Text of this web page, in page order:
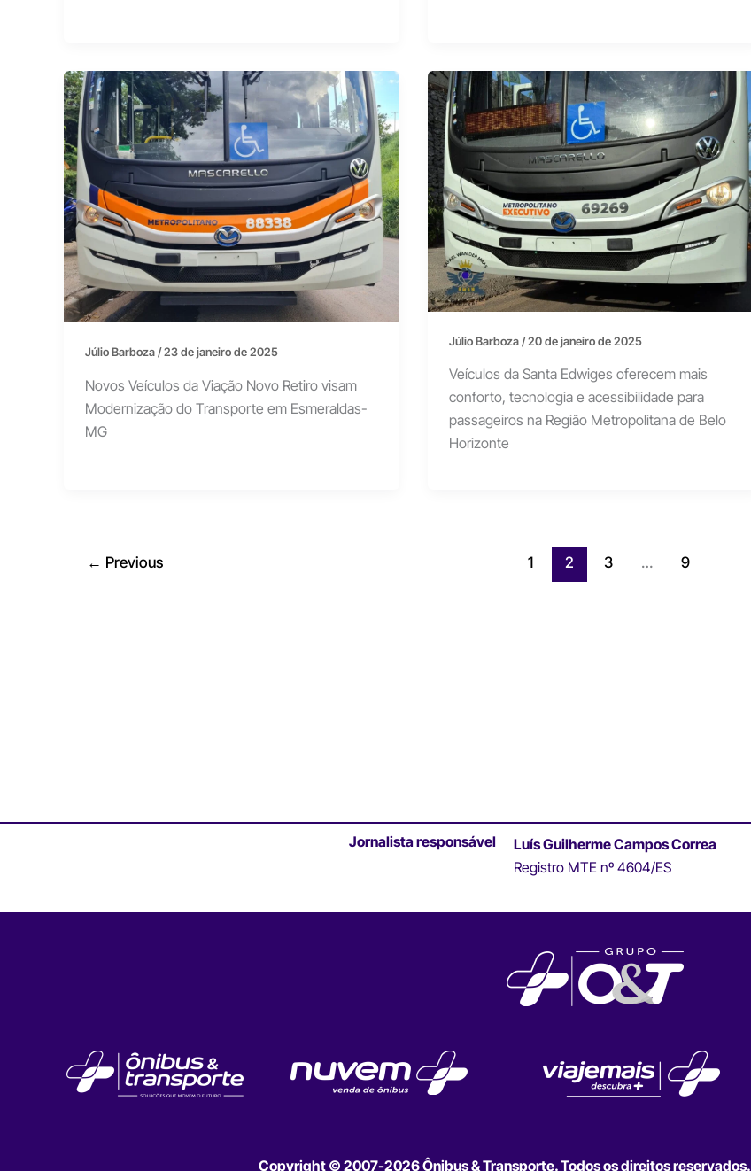
Júlio Barboza/23 de janeiro de 2025
Novos Veículos da Viação Novo Retiro visam
Modernização do Transporte em Esmeraldas-
MG
Júlio Barboza/20 de janeiro de 2025
Veículos da Santa Edwiges oferecem mais
conforto, tecnologia e acessibilidade para
passageiros na Região Metropolitana de Belo
Horizonte
← Previous 1 2 3 … 9
Jornalista responsável
Luís Guilherme Campos Correa
Registro MTE nº 4604/ES
Copyright © 2007-2026 Ônibus & Transporte. Todos os direitos reservados.